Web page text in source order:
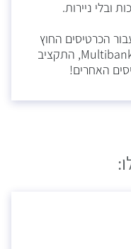
ובלי ניירות.
הכרטיסים החוץ
בנקאיים שלכם באמצעות שירות Multibank, התקציב
האחרים!